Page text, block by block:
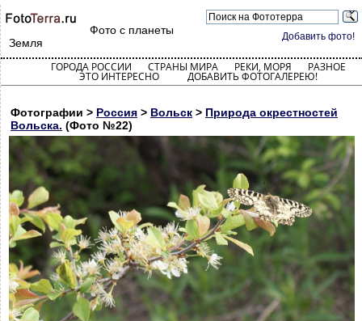
Добавить фото!
Фото с планеты
Земля
ГОРОДА РОССИИ СТРАНЫ МИРА РЕКИ, МОРЯ РАЗНОЕ
ЭТО ИНТЕРЕСНО ДОБАВИТЬ ФОТОГАЛЕРЕЮ!
Фотографии > Россия > Вольск > Природа окрестностей
Вольска. (Фото №22)